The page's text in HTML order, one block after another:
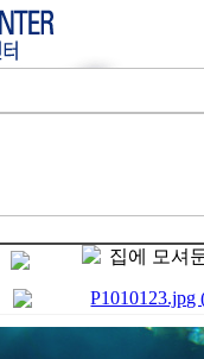
집에 모셔
P1010123.jpg